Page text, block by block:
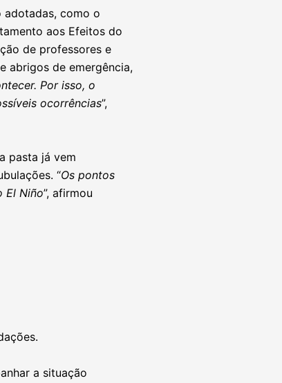
adotadas, como o
aos Efeitos do
de professores e
abrigos de emergência,
Por isso, o
ocorrências”,
pasta já vem
“Os pontos
El Niño”, afirmou
a situação